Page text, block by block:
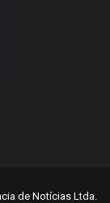
de Notícias Ltda.